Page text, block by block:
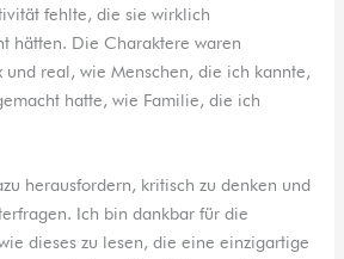
fehlte, die sie wirklich
hätten. Die Charaktere waren
und real, wie Menschen, die ich kannte,
hatte, wie Familie, die ich
herausfordern, kritisch zu denken und
Ich bin dankbar für die
dieses zu lesen, die eine einzigartige